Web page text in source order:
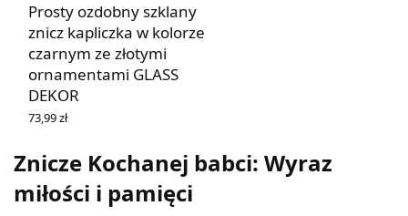
Prosty ozdobny szklany
znicz kapliczka w kolorze
czarnym ze złotymi
ornamentami GLASS
DEKOR
73,99zł
Znicze Kochanej babci: Wyraz
miłości i pamięci